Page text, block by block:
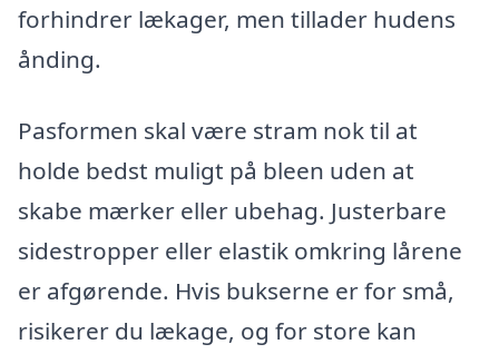
forhindrer lækager, men tillader hudens
ånding.
Pasformen skal være stram nok til at
holde bedst muligt på bleen uden at
skabe mærker eller ubehag. Justerbare
sidestropper eller elastik omkring lårene
er afgørende. Hvis bukserne er for små,
risikerer du lækage, og for store kan